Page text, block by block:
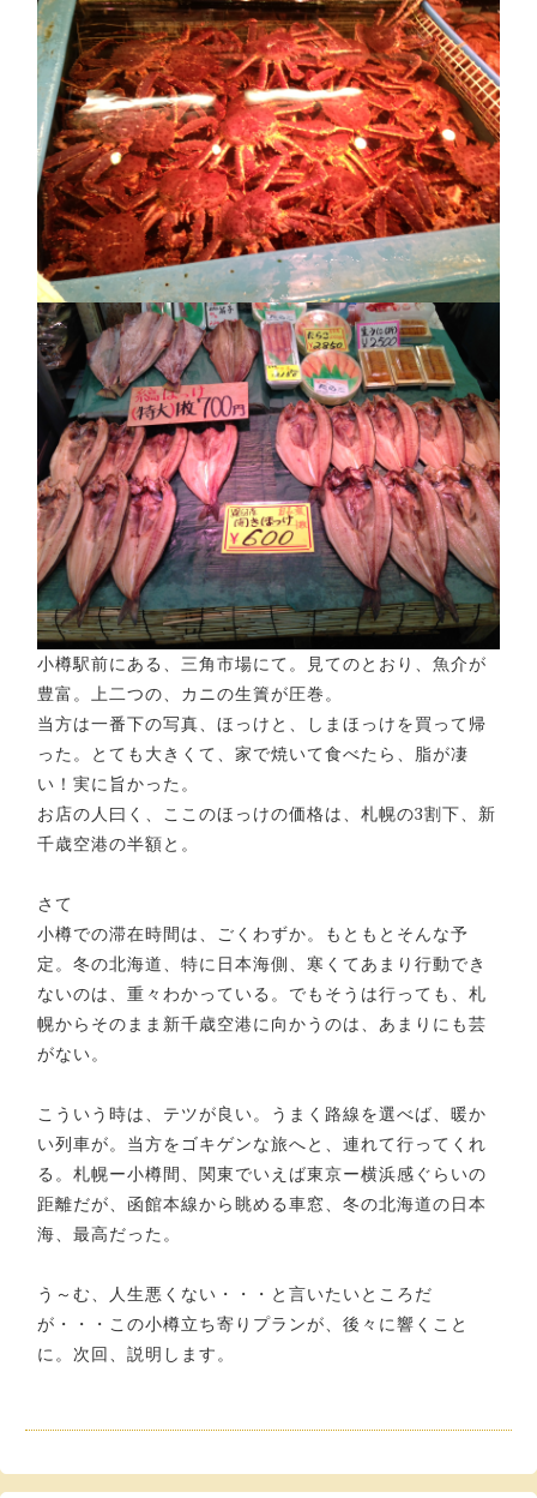
小樽駅前にある、三角市場にて。見てのとおり、魚介が
豊富。上二つの、カニの生簀が圧巻。
当方は一番下の写真、ほっけと、しまほっけを買って帰
った。とても大きくて、家で焼いて食べたら、脂が凄
い！実に旨かった。
お店の人曰く、ここのほっけの価格は、札幌の3割下、新
千歳空港の半額と。
さて
小樽での滞在時間は、ごくわずか。もともとそんな予
定。冬の北海道、特に日本海側、寒くてあまり行動でき
ないのは、重々わかっている。でもそうは行っても、札
幌からそのまま新千歳空港に向かうのは、あまりにも芸
がない。
こういう時は、テツが良い。うまく路線を選べば、暖か
い列車が。当方をゴキゲンな旅へと、連れて行ってくれ
る。札幌ー小樽間、関東でいえば東京ー横浜感ぐらいの
距離だが、函館本線から眺める車窓、冬の北海道の日本
海、最高だった。
う～む、人生悪くない・・・と言いたいところだ
が・・・この小樽立ち寄りプランが、後々に響くこと
に。次回、説明します。